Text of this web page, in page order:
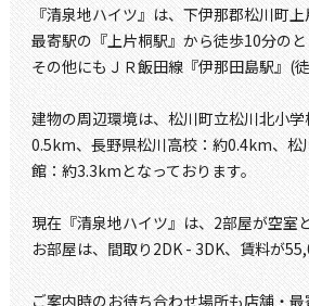
『清泉地ハイツ』は、下伊那郡松川町
最寄駅の『上片桐駅』から徒歩10分の
その他にもＪＲ飯田線『伊那田島駅』(
建物の周辺環境は、松川町立松川北小
0.5km、長野県松川高校：約0.4km、
館：約3.3kmとなっております。
現在『清泉地ハイツ』は、2部屋が空室
お部屋は、間取り2DK - 3DK、賃料が
ご案内時のお待ち合わせ場所も店舗・